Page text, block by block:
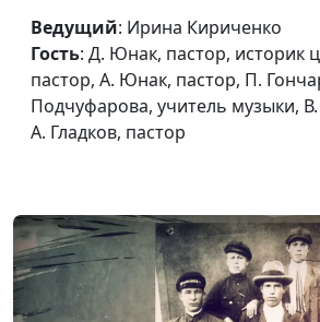
вариант)
организации
Ассоциация
осужденным»
Здесь живет
надежда
Людмила Верлан,
центра помощи
Санаторий
«Наш Дом»
Сергей Парфенов
«Божий дар» Светлана и Михаил
Ведущий: Ирина Кириченко
Гость: Д. Юнак, пастор, историк
пастор, А. Юнак, пастор, П.
Подчуфарова, учитель музыки, В.
А. Гладков, пастор